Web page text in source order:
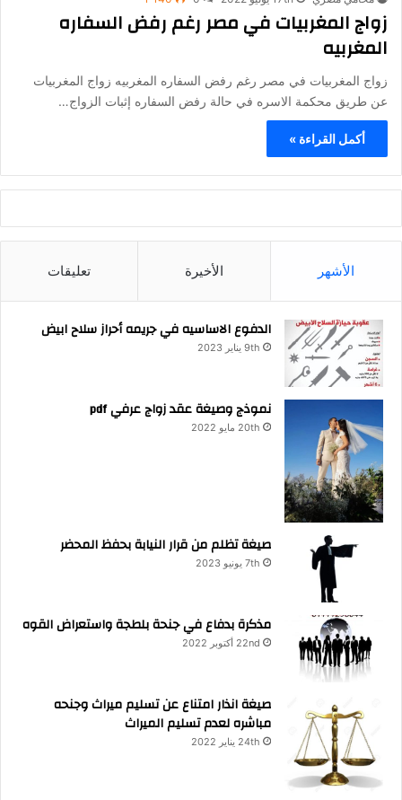
زواج المغربيات في مصر رغم رفض السفاره
المغربيه
زواج المغربيات في مصر رغم رفض السفاره المغربيه زواج المغربيات
عن طريق محكمة الاسره في حالة رفض السفاره إثبات الزواج…
أكمل القراءة »
الأشهر الأخيرة تعليقات
الدفوع الاساسيه في جريمه أحراز سلاح ابيض
9th يناير 2023
نموذج وصيغة عقد زواج عرفي pdf
20th مايو 2022
صيغة تظلم من قرار النيابة بحفظ المحضر
7th يونيو 2023
مذكرة بدفاع في جنحة بلطجة واستعراض القوه
22nd أكتوبر 2022
صيغة انذار امتناع عن تسليم ميراث وجنحه
مباشره لعدم تسليم الميراث
24th يناير 2022